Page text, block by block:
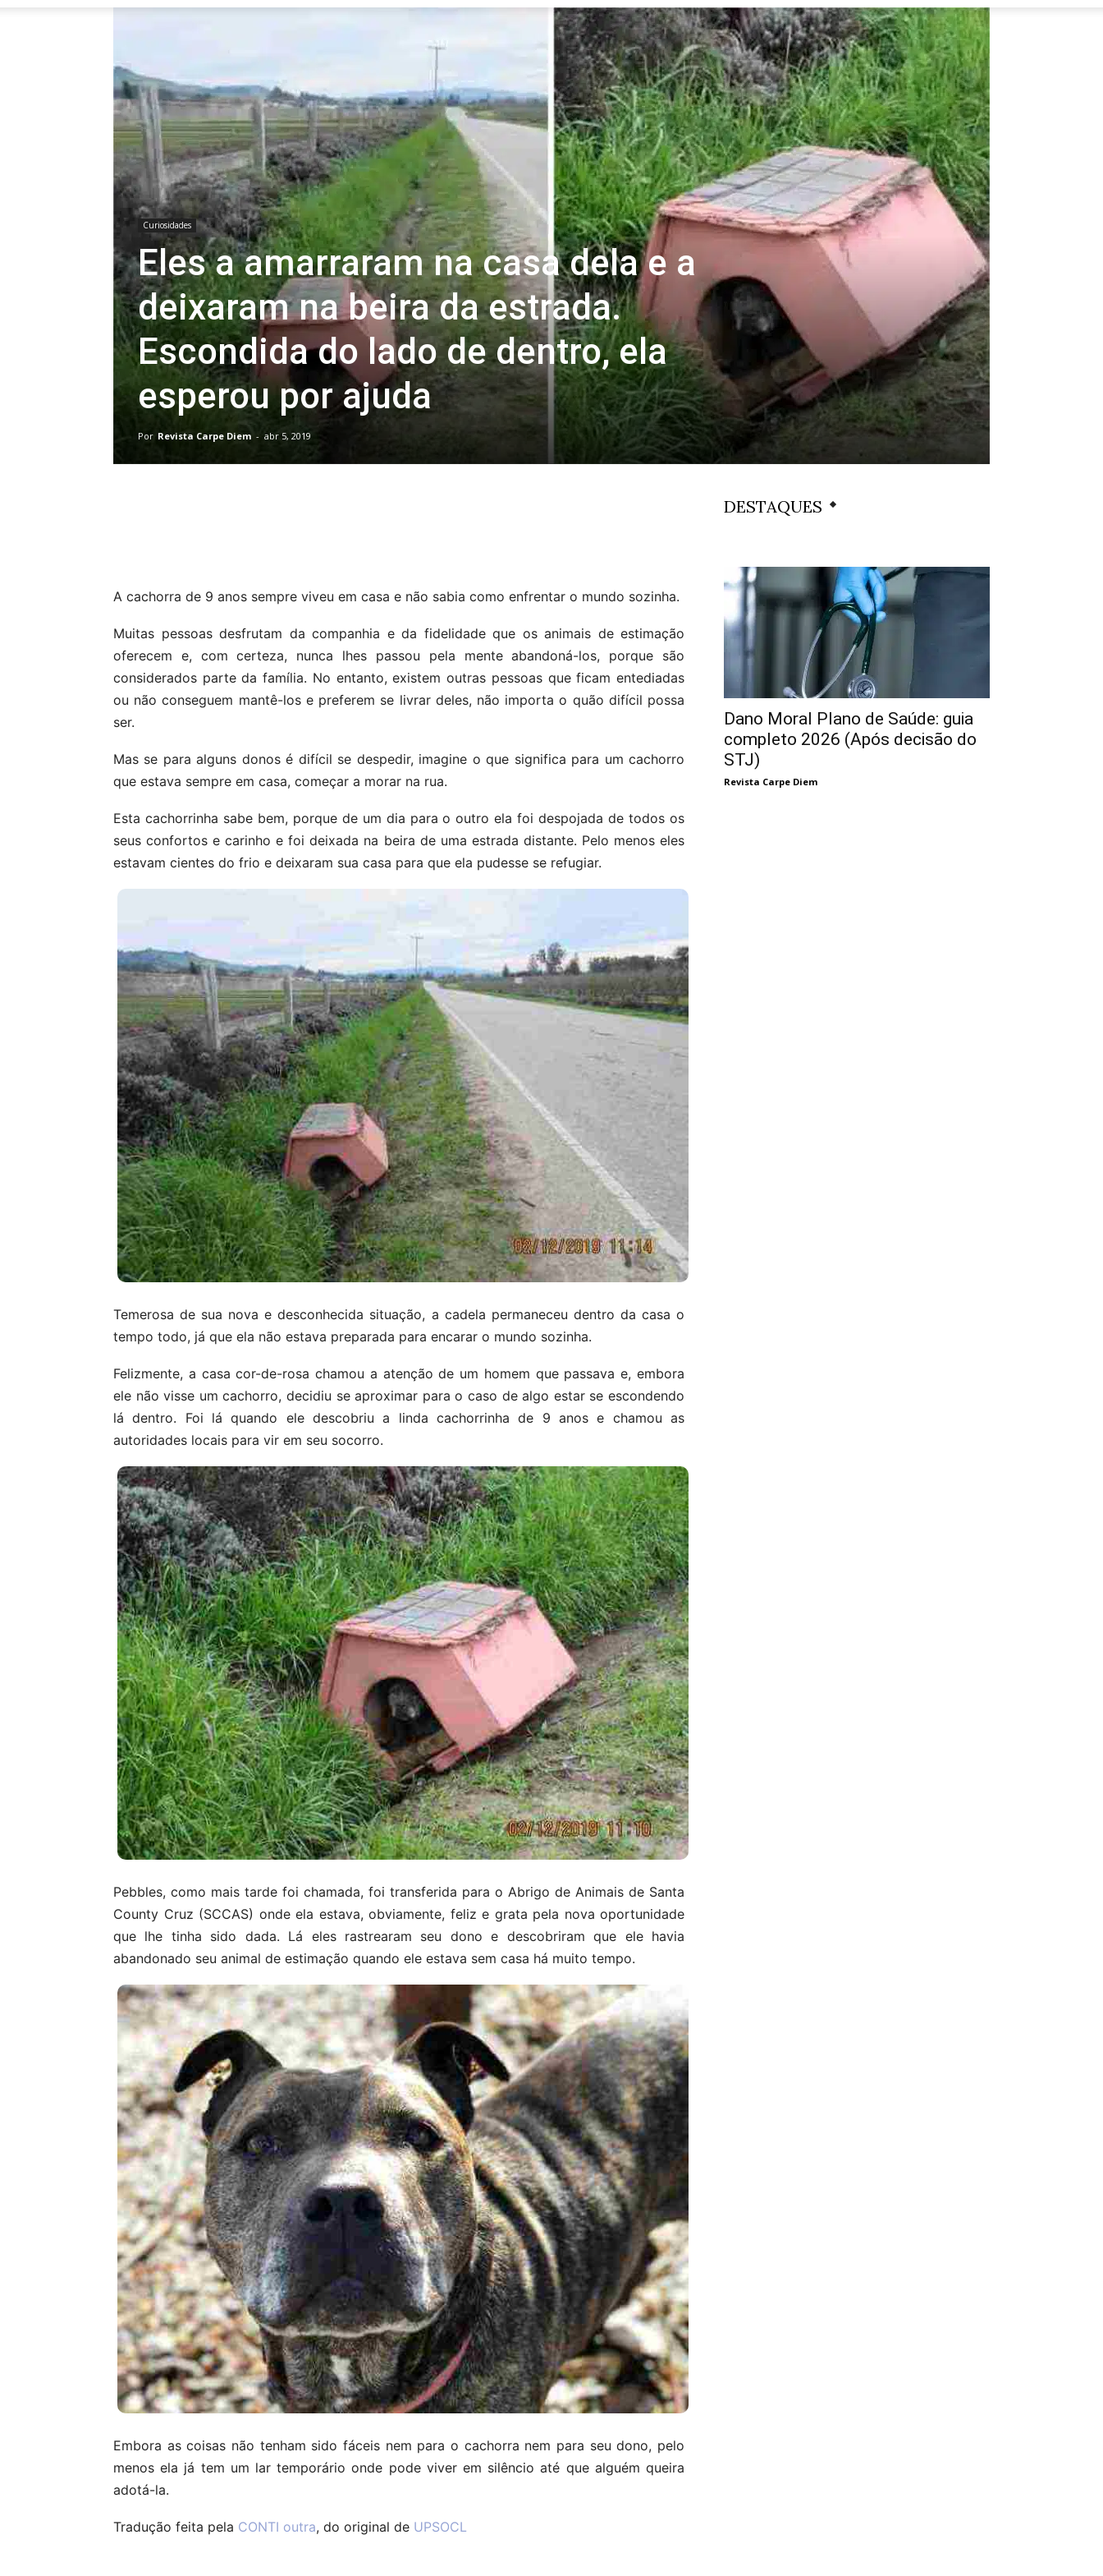
Revista
Carpe
Diem
Curiosidades
Eles a amarraram na casa dela e a
deixaram na beira da estrada.
Escondida do lado de dentro, ela
esperou por ajuda
Por Revista Carpe Diem - abr 5, 2019
A cachorra de 9 anos sempre viveu em casa e não sabia como enfrentar o mundo sozinha.
Muitas pessoas desfrutam da companhia e da fidelidade que os animais de estimação
oferecem e, com certeza, nunca lhes passou pela mente abandoná-los, porque são
considerados parte da família. No entanto, existem outras pessoas que ficam entediadas
ou não conseguem mantê-los e preferem se livrar deles, não importa o quão difícil possa
ser.
Mas se para alguns donos é difícil se despedir, imagine o que significa para um cachorro
que estava sempre em casa, começar a morar na rua.
Esta cachorrinha sabe bem, porque de um dia para o outro ela foi despojada de todos os
seus confortos e carinho e foi deixada na beira de uma estrada distante. Pelo menos eles
estavam cientes do frio e deixaram sua casa para que ela pudesse se refugiar.
Temerosa de sua nova e desconhecida situação, a cadela permaneceu dentro da casa o
tempo todo, já que ela não estava preparada para encarar o mundo sozinha.
Felizmente, a casa cor-de-rosa chamou a atenção de um homem que passava e, embora
ele não visse um cachorro, decidiu se aproximar para o caso de algo estar se escondendo
lá dentro. Foi lá quando ele descobriu a linda cachorrinha de 9 anos e chamou as
autoridades locais para vir em seu socorro.
Pebbles, como mais tarde foi chamada, foi transferida para o Abrigo de Animais de Santa
County Cruz (SCCAS) onde ela estava, obviamente, feliz e grata pela nova oportunidade
que lhe tinha sido dada. Lá eles rastrearam seu dono e descobriram que ele havia
abandonado seu animal de estimação quando ele estava sem casa há muito tempo.
Embora as coisas não tenham sido fáceis nem para o cachorra nem para seu dono, pelo
menos ela já tem um lar temporário onde pode viver em silêncio até que alguém queira
adotá-la.
Tradução feita pela CONTI outra, do original de UPSOCL
DESTAQUES
Dano Moral Plano de Saúde: guia
completo 2026 (Após decisão do
STJ)
Revista Carpe Diem